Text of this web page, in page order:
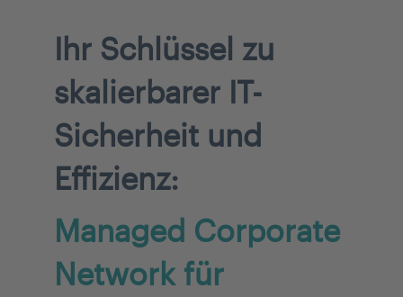
Ihr Schlüssel zu
skalierbarer IT-
Sicherheit und
Effizienz:
Managed Corporate
Network für